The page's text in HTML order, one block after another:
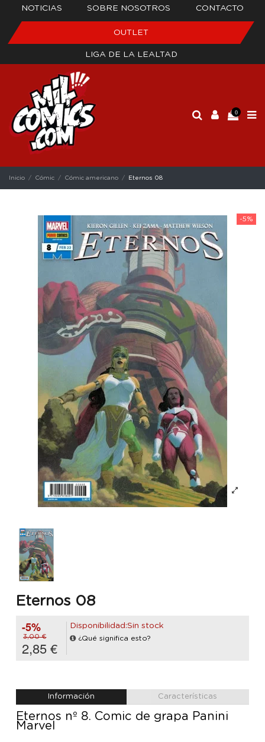
NOTICIAS SOBRE NOSOTROS CONTACTO
OUTLET
LIGA DE LA LEALTAD
0
Inicio Cómic Cómic americano Eternos 08
-5%
Eternos 08
-5%
3,00 €
2,85 €
Disponibilidad:Sin stock
¿Qué significa esto?
Información Características
Eternos nº 8. Comic de grapa Panini
Marvel